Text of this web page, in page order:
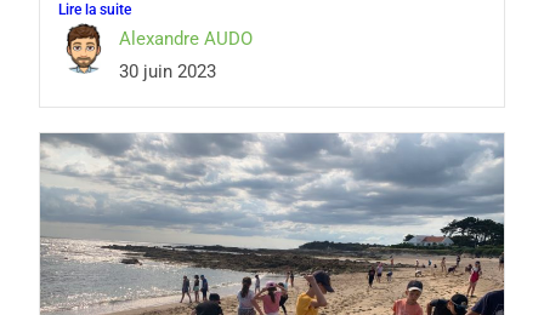
Lire la suite
Alexandre AUDO
30 juin 2023